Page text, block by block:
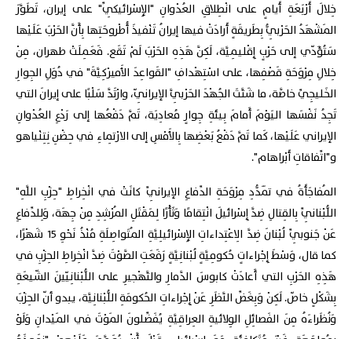
خِلالَ أَرْبَعَةِ أَيامٍ على انْطِلاقِ العُدْوانِ "الإِسْرائيكِيِّ" على إيران، تَطَوَّرَ
المَشْهَدُ الحَرْبِيُّ بِطَريقَةٍ أَرادَتْ فيها إيرانُ تَنْفيذَ أُطْروحَتِها بِأَنَّ الحَرْبَ عَلَيْها
سَتُؤَدّي إلى حَرْبٍ إِقْليمِيَّة، لَكِنَّ هَذِهِ الحَرْبَ لَمْ تَقَع. فَعَمِلَتْ طهران، مِنْ
خِلالِ مِرْوَحَةِ قَصْفِها، على اسْتِهْدافِ "القَواعِدَ الأَميرْكِيَّةَ" في دُوَلِ الجِوارِ
الخَليجِيِّ خاصَّة، ما شَتَّتَ الجُهْدَ الحَرْبِيَّ الإيرانِيّ، وارْتَدَّ سَلْبًا على إيرانَ التي
تَجِدُ نَفْسَها اليَوْمَ أَمامَ بِيئَةِ جِوارٍ مُعادِيَة، تَمَّ دَفْعُها إلى رَدْعِ العُدْوانِ
الإيراني عَلَيْها، كَما تَمَّ دَفْعُ بَعْضِها بِالأَمْسِ إلى الارْتِماءِ في حِضْنِ نِتِنْياهو
و"اتِّفاقاتِ أَبْراهام".
المُفاجَأَةُ في تَمَدُّدِ مِرْوَحَةِ الدِّفاعِ الإيرانِيِّ كانَتْ في انْخِراطِ "حِزْبِ اللَّهِ"
اللُّبْنانِيِّ بِالقِتالِ ضِدَّ إِسْرائيلَ انْتِقامًا وَثَأْرًا لِمَقْتَلِ المُرْشِدِ مِنْ جِهَة، وَلِلدِّفاعِ
عَنْ جَنوبِيِّ لُبْنانَ ضِدَّ الِاعْتِداءاتِ الإِسْرائيلِيَّةِ المُتَواصِلَةِ مُنْذُ نَحْوِ 15 شَهْرًا،
كما قال، وَسْطَ إِجْراءاتٍ حُكومِيَّةٍ لُبْنانِيَّةٍ رَفَعَتِ الصَّوْتَ ضِدَّ انْخِراطِ الحِزْبِ في
هَذِهِ الحَرْبِ التي أَعادَتْ كابوسَ الدَّمارِ والتَّهْجيرِ على اللُّبْنانِيّينَ الشّيعَةِ
بِشَكْلٍ خاصّ. لَكِنْ وَبِغَضِّ النَّظَرِ عَنْ إِجْراءاتِ الحُكومَةِ اللُّبْنانِيَّة، يبدو أنّ الحِزْبَ
وَنُظَراءَهُ مِنَ الفَصائِلِ الوِلائيةِ العِراقِيَّةِ يُفَضِّلونَ المَوْتَ في المَيْدانِ وَلَوْ